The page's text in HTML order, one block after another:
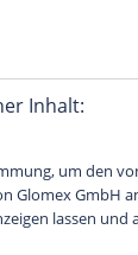
Inhalt:
um den
Glomex GmbH
lassen und